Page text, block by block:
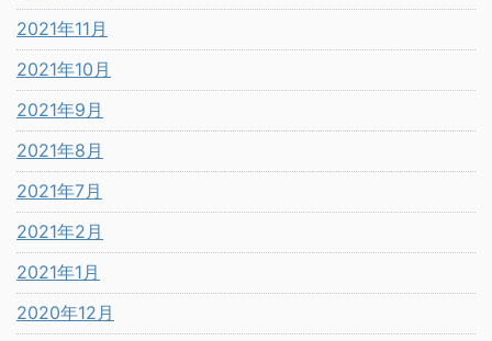
2021年11月
2021年10月
2021年9月
2021年8月
2021年7月
2021年2月
2021年1月
2020年12月